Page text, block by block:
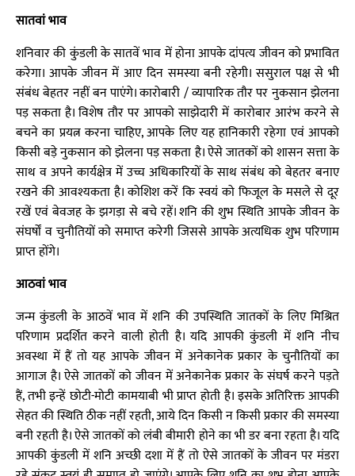
सातवां भाव
शनिवार की कुंडली के सातवें भाव में होना आपके दांपत्य जीवन को प्रभावित
करेगा। आपके जीवन में आए दिन समस्या बनी रहेगी। ससुराल पक्ष से भी
संबंध बेहतर नहीं बन पाएंगे। कारोबारी / व्यापारिक तौर पर नुकसान झेलना
पड़ सकता है। विशेष तौर पर आपको साझेदारी में कारोबार आरंभ करने से
बचने का प्रयत्न करना चाहिए, आपके लिए यह हानिकारी रहेगा एवं आपको
किसी बड़े नुकसान को झेलना पड़ सकता है। ऐसे जातकों को शासन सत्ता के
साथ व अपने कार्यक्षेत्र में उच्च अधिकारियों के साथ संबंध को बेहतर बनाए
रखने की आवश्यकता है। कोशिश करें कि स्वयं को फिजूल के मसले से दूर
रखें एवं बेवजह के झगड़ा से बचे रहें। शनि की शुभ स्थिति आपके जीवन के
संघर्षों व चुनौतियों को समाप्त करेगी जिससे आपके अत्यधिक शुभ परिणाम
प्राप्त होंगे।
आठवां भाव
जन्म कुंडली के आठवें भाव में शनि की उपस्थिति जातकों के लिए मिश्रित
परिणाम प्रदर्शित करने वाली होती है। यदि आपकी कुंडली में शनि नीच
अवस्था में हैं तो यह आपके जीवन में अनेकानेक प्रकार के चुनौतियों का
आगाज है। ऐसे जातकों को जीवन में अनेकानेक प्रकार के संघर्ष करने पड़ते
हैं, तभी इन्हें छोटी-मोटी कामयाबी भी प्राप्त होती है। इसके अतिरिक्त आपकी
सेहत की स्थिति ठीक नहीं रहती, आये दिन किसी न किसी प्रकार की समस्या
बनी रहती है। ऐसे जातकों को लंबी बीमारी होने का भी डर बना रहता है। यदि
आपकी कुंडली में शनि अच्छी दशा में हैं तो ऐसे जातकों के जीवन पर मंडरा